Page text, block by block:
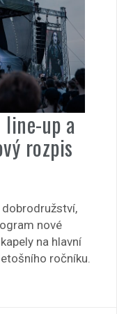
up a
rozpis
nové
na hlavní
ročníku.